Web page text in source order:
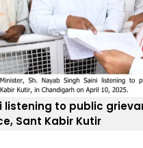
grievances at his